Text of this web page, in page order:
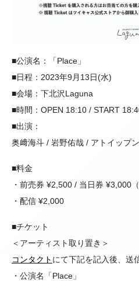
■公演名：「Place」
■日程：2023年9月13日(水)
■会場：下北沢Laguna
■時間：OPEN 18:10 / START
■出演：
奥﨑海斗 / 岩野佑哉 / アトイップ
■料金
・前売券 ¥2,500 / 当日券 ¥3,000
・配信 ¥2,000
■チケット
＜アーティスト取り置き＞
コンタクト にて下記を記入後、送
・公演名「Place」